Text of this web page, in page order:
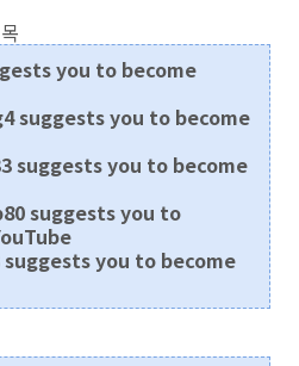
you to become
suggests you to become
suggests you to become
suggests you to
you to become